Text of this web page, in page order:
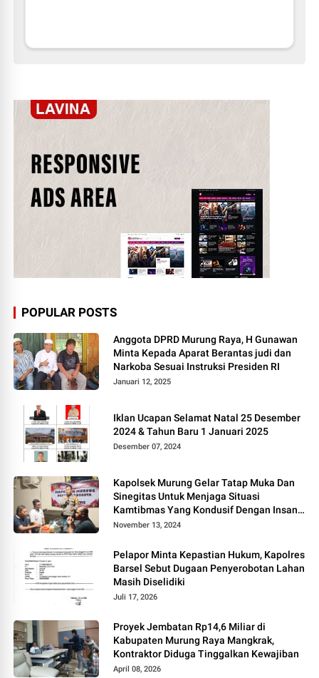
POPULAR POSTS
Anggota DPRD Murung Raya, H Gunawan
Minta Kepada Aparat Berantas judi dan
Narkoba Sesuai Instruksi Presiden RI
Januari 12, 2025
Iklan Ucapan Selamat Natal 25 Desember
2024 & Tahun Baru 1 Januari 2025
Desember 07, 2024
Kapolsek Murung Gelar Tatap Muka Dan
Sinegitas Untuk Menjaga Situasi
Kamtibmas Yang Kondusif Dengan Insan
Pers
November 13, 2024
Pelapor Minta Kepastian Hukum, Kapolres
Barsel Sebut Dugaan Penyerobotan Lahan
Masih Diselidiki
Juli 17, 2026
Proyek Jembatan Rp14,6 Miliar di
Kabupaten Murung Raya Mangkrak,
Kontraktor Diduga Tinggalkan Kewajiban
April 08, 2026